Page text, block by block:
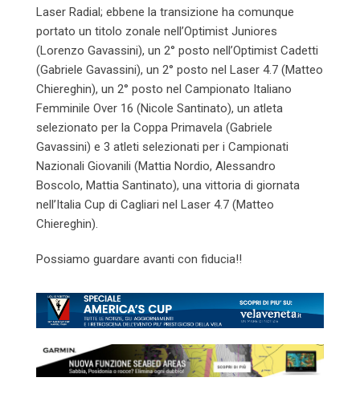
Laser Radial; ebbene la transizione ha comunque
portato un titolo zonale nell’Optimist Juniores
(Lorenzo Gavassini), un 2° posto nell’Optimist Cadetti
(Gabriele Gavassini), un 2° posto nel Laser 4.7 (Matteo
Chiereghin), un 2° posto nel Campionato Italiano
Femminile Over 16 (Nicole Santinato), un atleta
selezionato per la Coppa Primavela (Gabriele
Gavassini) e 3 atleti selezionati per i Campionati
Nazionali Giovanili (Mattia Nordio, Alessandro
Boscolo, Mattia Santinato), una vittoria di giornata
nell’Italia Cup di Cagliari nel Laser 4.7 (Matteo
Chiereghin).
Possiamo guardare avanti con fiducia!!